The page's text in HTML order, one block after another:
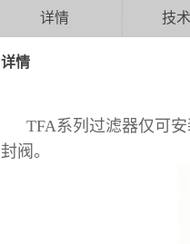
详情 技
详情
TFA系列过滤器仅可
封阀。